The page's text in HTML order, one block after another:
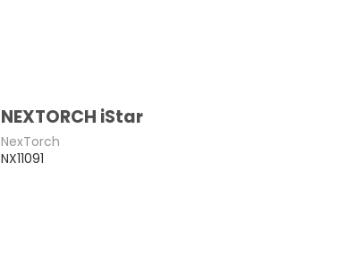
NEXTORCH iStar
NexTorch
NX11091